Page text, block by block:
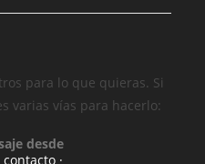
para lo que quieras. Si
varias vías para hacerlo:
desde
·